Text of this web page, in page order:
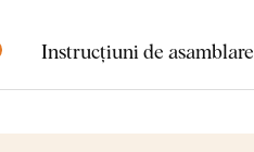
Instrucțiuni de asamblare